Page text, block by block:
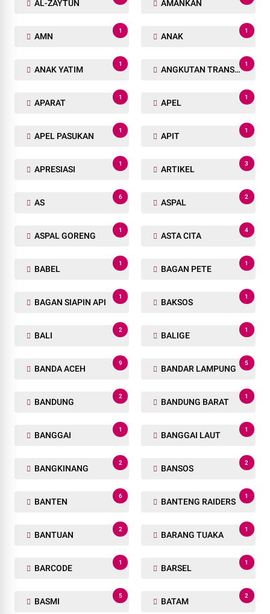
AL-ZAYTUN AMANKAN
AMN
1
ANAK
1
ANAK YATIM
1
ANGKUTAN TRANSPORTASI
1
APARAT
1
APEL
1
APEL PASUKAN
1
APIT
1
APRESIASI
1
ARTIKEL
3
AS
6
ASPAL
2
ASPAL GORENG
1
ASTA CITA
4
BABEL
1
BAGAN PETE
1
BAGAN SIAPIN API
1
BAKSOS
1
BALI
2
BALIGE
1
BANDA ACEH
9
BANDAR LAMPUNG
5
BANDUNG
2
BANDUNG BARAT
1
BANGGAI
1
BANGGAI LAUT
1
BANGKINANG
2
BANSOS
2
BANTEN
6
BANTENG RAIDERS
1
BANTUAN
2
BARANG TUAKA
1
BARCODE
1
BARSEL
1
BASMI
5
BATAM
2